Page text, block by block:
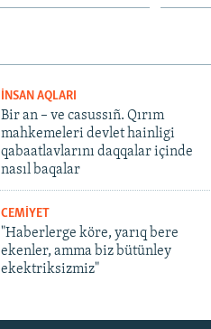
İNSAN AQLARI
Bir an – ve casussıñ. Qırım
mahkemeleri devlet hainligi
qabaatlavlarını daqqalar içinde
nasıl baqalar
CEMİYET
"Haberlerge köre, yarıq bere
ekenler, amma biz bütünley
ekektriksizmiz"